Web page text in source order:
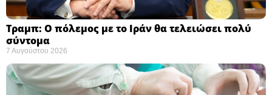
Τραμπ: Ο πόλεμος με το Ιράν θα τελειώσει πολύ
σύντομα ​
7 Αυγούστου 2026